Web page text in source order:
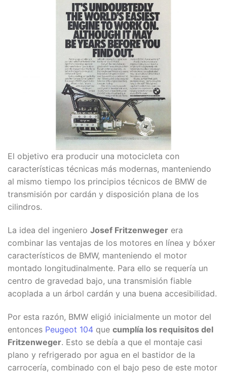
El objetivo era producir una motocicleta con
características técnicas más modernas, manteniendo
al mismo tiempo los principios técnicos de BMW de
transmisión por cardán y disposición plana de los
cilindros.
La idea del ingeniero Josef Fritzenweger era
combinar las ventajas de los motores en línea y bóxer
característicos de BMW, manteniendo el motor
montado longitudinalmente. Para ello se requería un
centro de gravedad bajo, una transmisión fiable
acoplada a un árbol cardán y una buena accesibilidad.
Por esta razón, BMW eligió inicialmente un motor del
entonces Peugeot 104 que cumplía los requisitos del
Fritzenweger. Esto se debía a que el montaje casi
plano y refrigerado por agua en el bastidor de la
carrocería, combinado con el bajo peso de este motor